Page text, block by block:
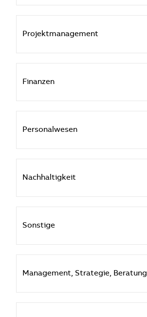
Projektmanagement
Finanzen
Personalwesen
Nachhaltigkeit
Sonstige
Management, Strategie, Beratung